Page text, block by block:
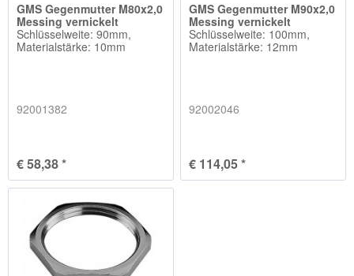
GMS Gegenmutter M80x2,0
Messing vernickelt
Schlüsselweite: 90mm,
Materialstärke: 10mm
92001382
€ 58,38 *
GMS Gegenmutter M90x2,0
Messing vernickelt
Schlüsselweite: 100mm,
Materialstärke: 12mm
92002046
€ 114,05 *